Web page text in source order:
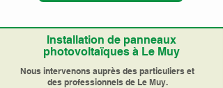
Installation de panneaux
photovoltaïques à Le Muy
Nous intervenons auprès des particuliers et
des professionnels de Le Muy.